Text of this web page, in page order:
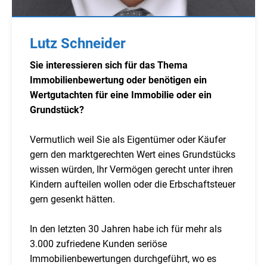
Lutz Schneider
Sie interessieren sich für das Thema
Immobilienbewertung oder benötigen ein
Wertgutachten für eine Immobilie oder ein
Grundstück?
Vermutlich weil Sie als Eigentümer oder Käufer
gern den marktgerechten Wert eines Grundstücks
wissen würden, Ihr Vermögen gerecht unter ihren
Kindern aufteilen wollen oder die Erbschaftsteuer
gern gesenkt hätten.
In den letzten 30 Jahren habe ich für mehr als
3.000 zufriedene Kunden seriöse
Immobilienbewertungen durchgeführt, wo es